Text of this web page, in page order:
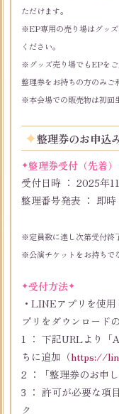
ただけます。
※EP専用の売り場はグッ
ください。
※グッズ売り場でもEPを
整理券をお持ちの方のみご
※本会場での販売物は初回
整理券のお申込
整理券受付（先着）
受付日時 ： 2025年
整理番号発表 ： 即時
※定員数に達し次第受付終
※公演チケットをお持ちで
受付方法
・LINEアプリを使
プリをダウンロード
1 ： 下記URLより「
ちに追加（https://
2 ：「整理券のお申
3 ： 許可が必要な項
ク